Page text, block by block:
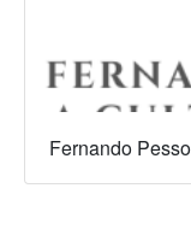
Fernando